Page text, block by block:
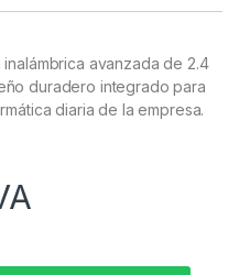
avanzada de 2.4
duradero integrado para
diaria de la empresa.